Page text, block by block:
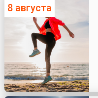
8 августа